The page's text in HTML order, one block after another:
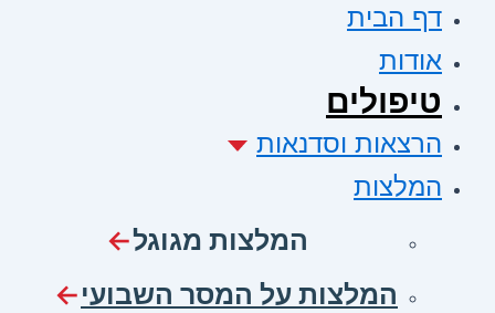
דף הבית
אודות
טיפולים
הרצאות וסדנאות
המלצות
המלצות מגוגל
המלצות על המסר השבועי